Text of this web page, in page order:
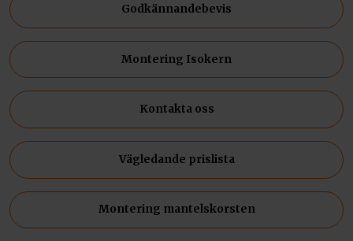
Godkännandebevis
Montering Isokern
Kontakta oss
Vägledande prislista
Montering mantelskorsten